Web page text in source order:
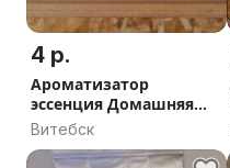
4 р.
Ароматизатор
эссенция Домашняя
Мануфактура и Grand
Витебск